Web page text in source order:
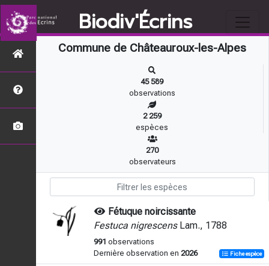
Biodiv'Écrins
Commune de Châteauroux-les-Alpes
45 589
observations
2 259
espèces
270
observateurs
Fétuque noircissante
Festuca nigrescensLam., 1788
991 observations
Dernière observation en 2026 Fiche espèce